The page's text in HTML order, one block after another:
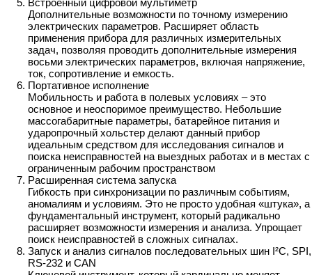
Встроенный цифровой мультиметр
Дополнительные возможности по точному измерению
электрических параметров. Расширяет область
применения прибора для различных измерительных
задач, позволяя проводить дополнительные измерения
восьми электрических параметров, включая напряжение,
ток, сопротивление и емкость.
Портативное исполнение
Мобильность и работа в полевых условиях – это
основное и неоспоримое преимущество. Небольшие
массогабаритные параметры, батарейное питания и
ударопрочный хольстер делают данный прибор
идеальным средством для исследования сигналов и
поиска неисправностей на выездных работах и в местах с
ограниченным рабочим пространством
Расширенная система запуска
Гибкость при синхронизации по различным событиям,
аномалиям и условиям. Это не просто удобная «штука», а
фундаментальный инструмент, который радикально
расширяет возможности измерения и анализа. Упрощает
поиск неисправностей в сложных сигналах.
Запуск и анализ сигналов последовательных шин I²C, SPI,
RS-232 и CAN